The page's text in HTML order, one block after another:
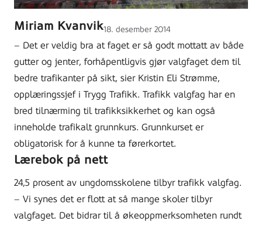
Miriam KvanvikLagt
ut
18. desember 2014
– Det er veldig bra at faget er så godt mottatt av både
gutter og jenter, forhåpentligvis gjør valgfaget dem til
bedre trafikanter på sikt, sier Kristin Eli Strømme,
opplæringssjef i Trygg Trafikk. Trafikk valgfag har en
bred tilnærming til trafikksikkerhet og kan også
inneholde trafikalt grunnkurs. Grunnkurset er
obligatorisk for å kunne ta førerkortet.
Lærebok på nett
24,5 prosent av ungdomsskolene tilbyr trafikk valgfag.
– Vi synes det er flott at så mange skoler tilbyr
valgfaget. Det bidrar til å økeoppmerksomheten rundt